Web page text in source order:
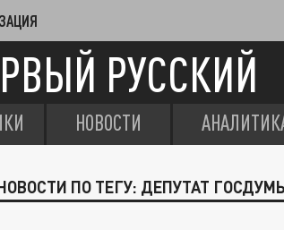
РУССКИЙ
НОВОСТИ
ПО ТЕГУ: ДЕПУТАТ